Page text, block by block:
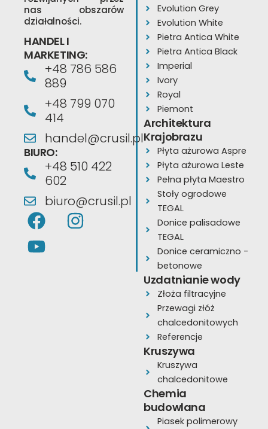
nas obszarów
działalności.
HANDEL I
MARKETING:
+48 786 586
889
+48 799 070
414
handel@crusil.pl
BIURO:
+48 510 422
602
biuro@crusil.pl
F
a
c
I
n
Y
o
u
Evolution Grey
Evolution White
Pietra Antica White
Pietra Antica Black
Imperial
Ivory
Royal
Piemont
Architektura
Krajobrazu
Płyta ażurowa Aspre
Płyta ażurowa Leste
Pełna płyta Maestro
Stoły ogrodowe
TEGAL
Donice palisadowe
TEGAL
Donice ceramiczno -
betonowe
Uzdatnianie wody
Złoża filtracyjne
Przewagi złóż
chalcedonitowych
Referencje
Kruszywa
Kruszywa
chalcedonitowe
Chemia
budowlana
Piasek polimerowy